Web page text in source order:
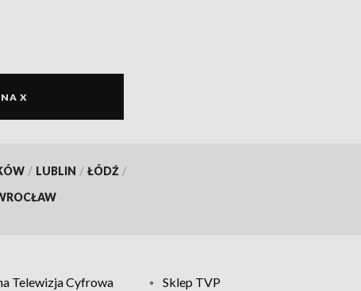
X
/ LUBLIN / ŁÓDŹ /
Telewizja Cyfrowa
Sklep TVP